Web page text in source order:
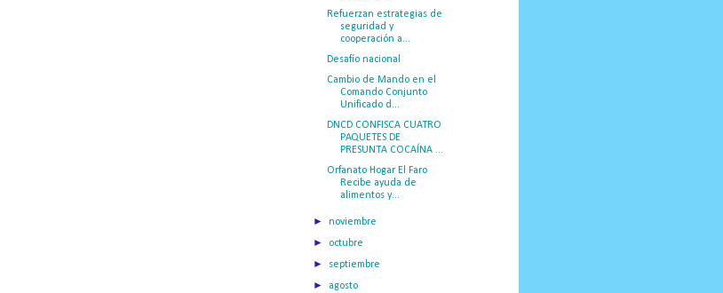
Refuerzan estrategias de
seguridad y
cooperación a...
Desafío nacional
Cambio de Mando en el
Comando Conjunto
Unificado d...
DNCD CONFISCA CUATRO
PAQUETES DE
PRESUNTA COCAÍNA ...
Orfanato Hogar El Faro
Recibe ayuda de
alimentos y...
►noviembre
► octubre
► septiembre
► agosto